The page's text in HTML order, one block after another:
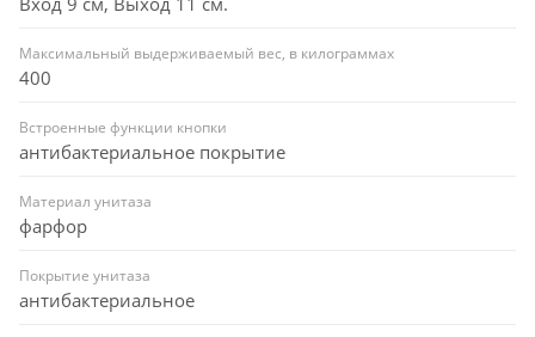
Максимальный выдерживаемый вес, в килограммах
400
Встроенные функции кнопки
антибактериальное покрытие
Материал унитаза
фарфор
Покрытие унитаза
антибактериальное